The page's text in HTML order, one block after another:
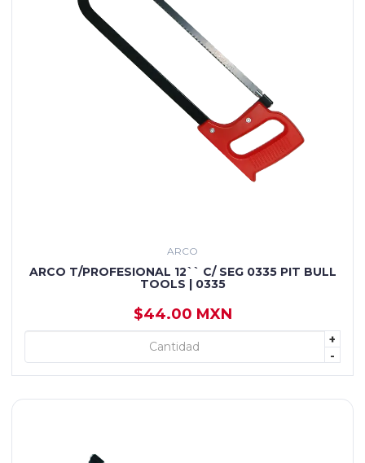
ARCO
ARCO T/PROFESIONAL 12`` C/ SEG 0335 PIT BULL
TOOLS | 0335
$44.00 MXN
+
-
+ AGREGAR